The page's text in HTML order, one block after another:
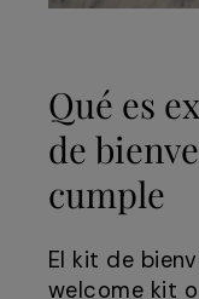
Qué es
de
cumple
El kit de
welcome kit